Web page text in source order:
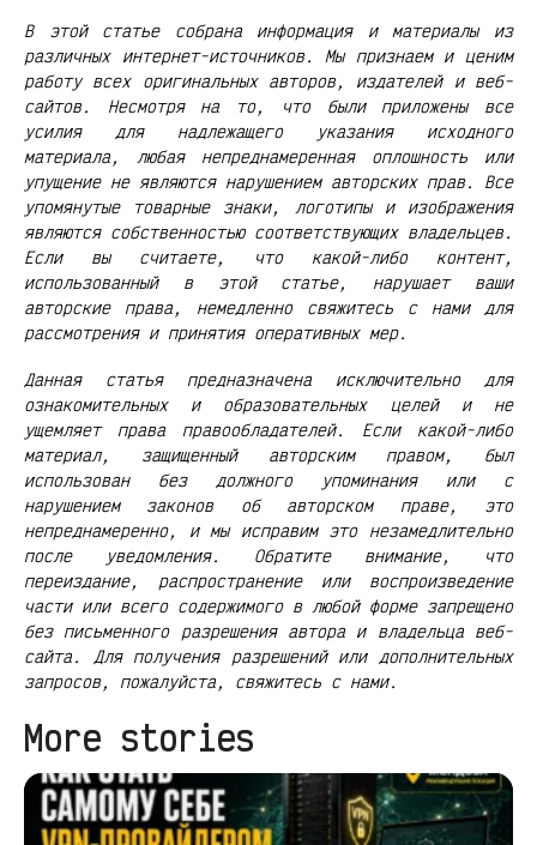
В этой статье собрана информация и материалы из
различных интернет-источников. Мы признаем и ценим
работу всех оригинальных авторов, издателей и веб-
сайтов. Несмотря на то, что были приложены все
усилия для надлежащего указания исходного
материала, любая непреднамеренная оплошность или
упущение не являются нарушением авторских прав. Все
упомянутые товарные знаки, логотипы и изображения
являются собственностью соответствующих владельцев.
Если вы считаете, что какой-либо контент,
использованный в этой статье, нарушает ваши
авторские права, немедленно свяжитесь с нами для
рассмотрения и принятия оперативных мер.
Данная статья предназначена исключительно для
ознакомительных и образовательных целей и не
ущемляет права правообладателей. Если какой-либо
материал, защищенный авторским правом, был
использован без должного упоминания или с
нарушением законов об авторском праве, это
непреднамеренно, и мы исправим это незамедлительно
после уведомления. Обратите внимание, что
переиздание, распространение или воспроизведение
части или всего содержимого в любой форме запрещено
без письменного разрешения автора и владельца веб-
сайта. Для получения разрешений или дополнительных
запросов, пожалуйста, свяжитесь с нами.
More stories